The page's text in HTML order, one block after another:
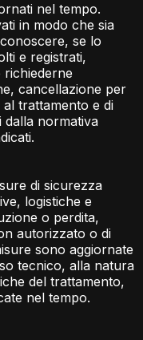
nel tempo.
in modo che sia
se lo
e registrati,
cancellazione per
trattamento e di
dalla normativa
di sicurezza
logistiche e
o perdita,
autorizzato o di
sono aggiornate
tecnico, alla natura
del trattamento,
nel tempo.